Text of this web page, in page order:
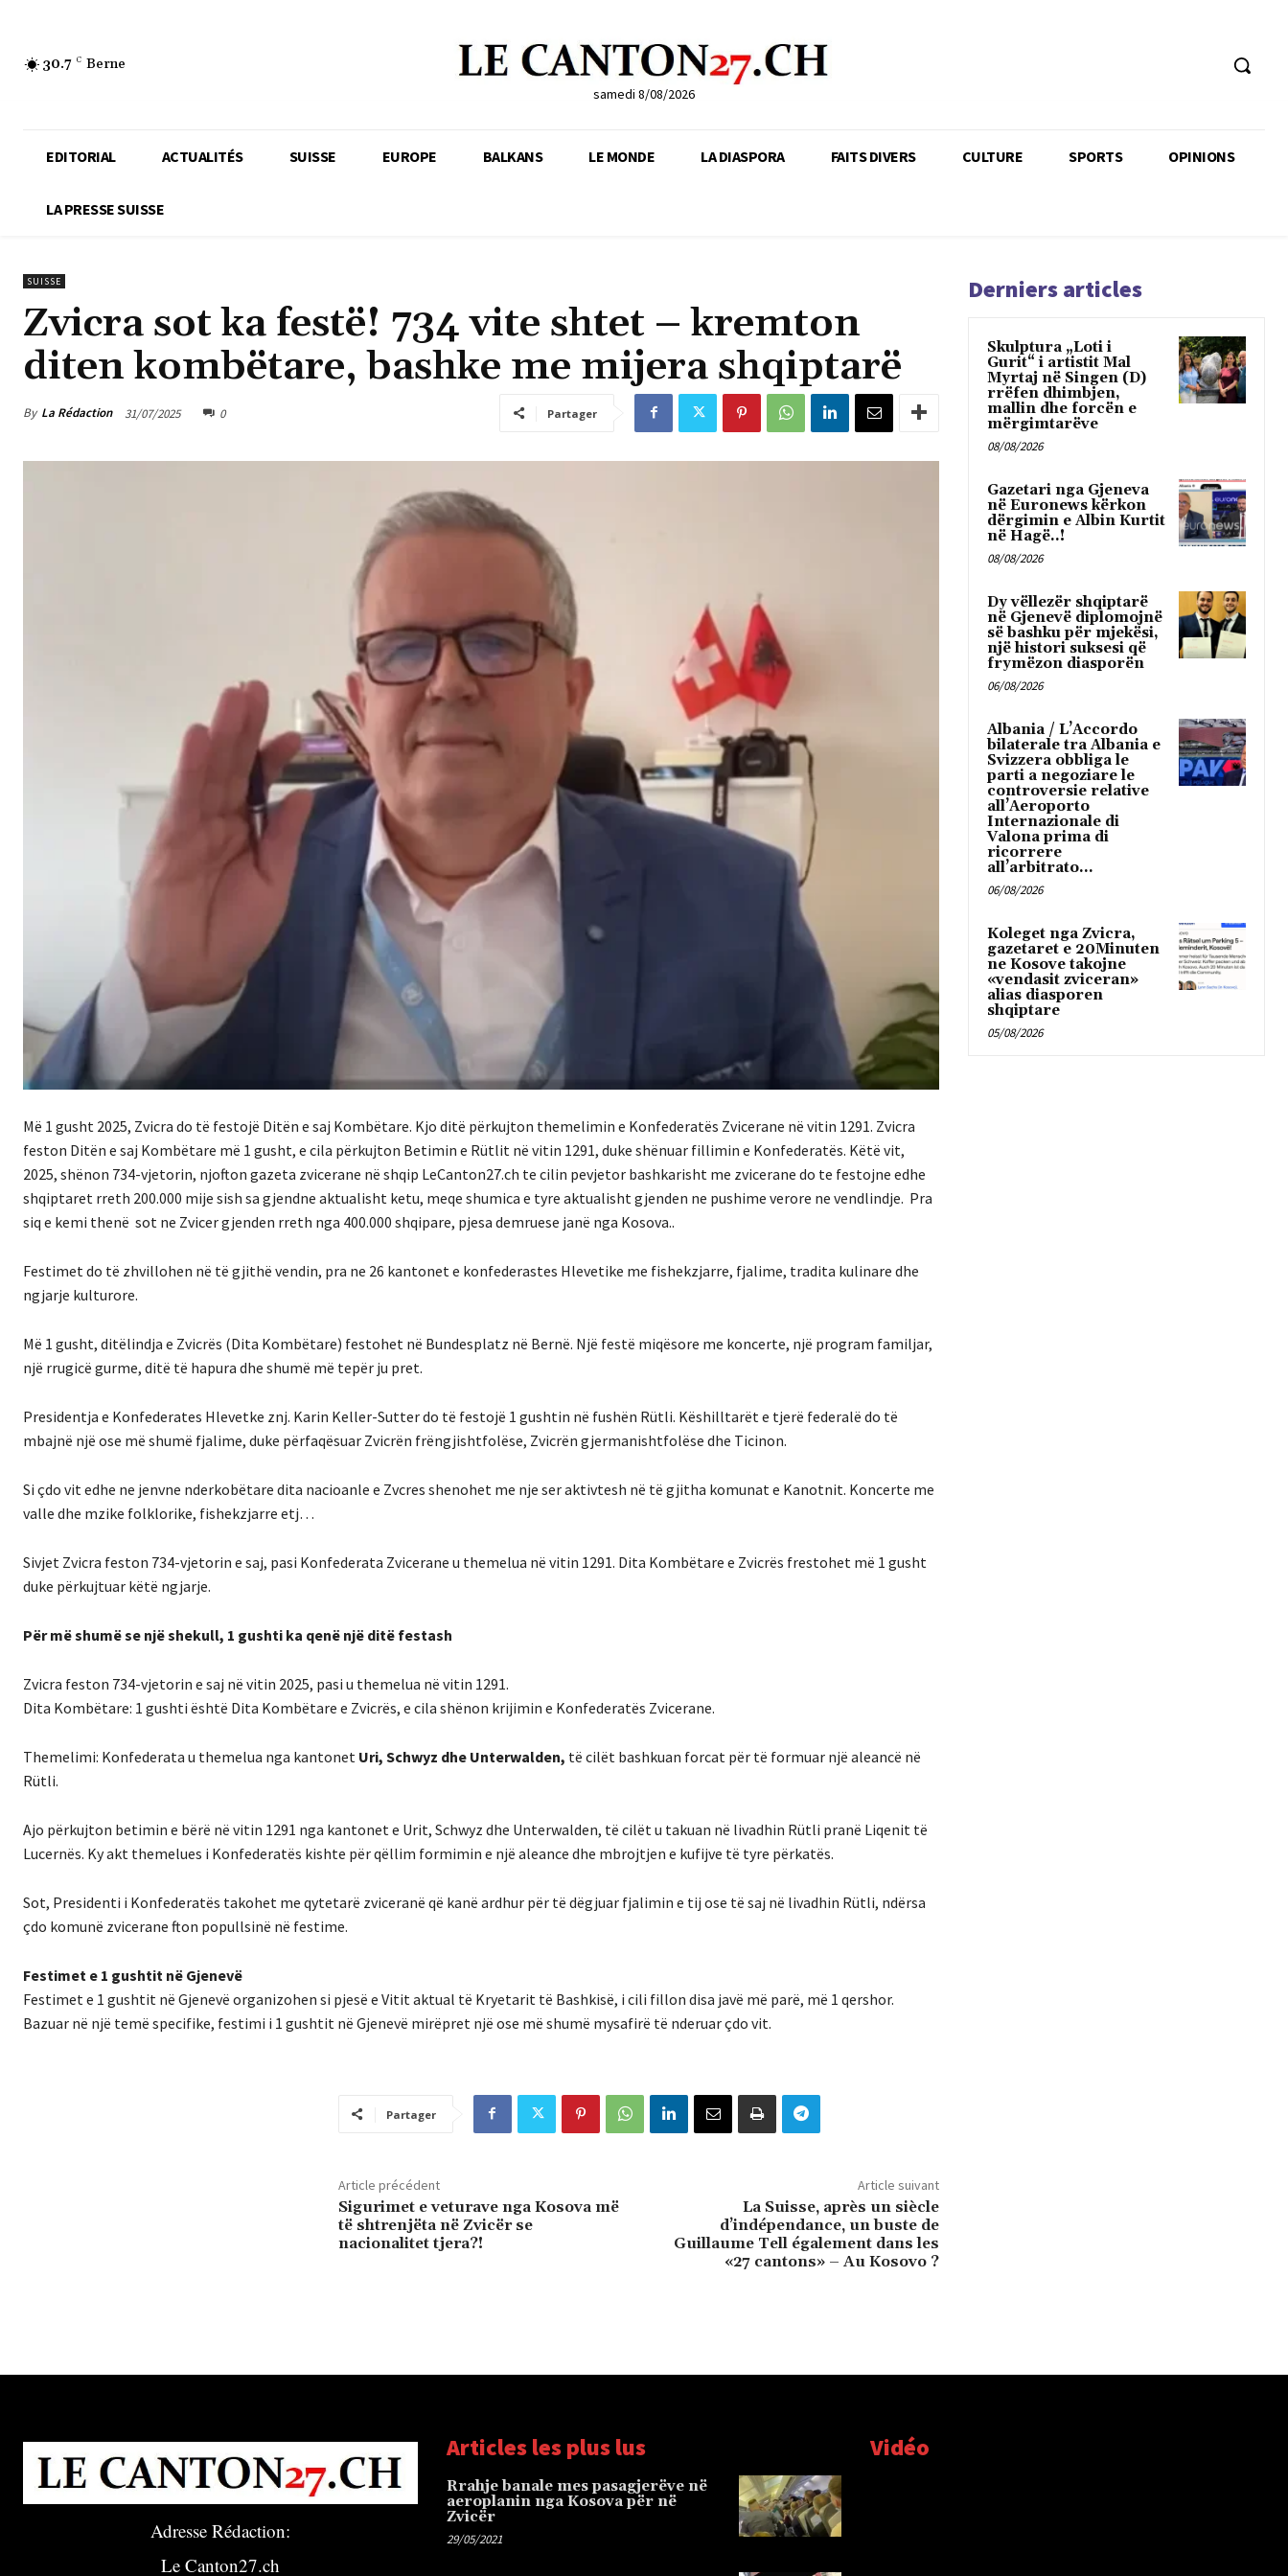
30.7 C Berne
samedi 8/08/2026
EDITORIAL ACTUALITÉS SUISSE EUROPE BALKANS LE MONDE LA DIASPORA FAITS DIVERS CULTURE SPORTS OPINIONS
LA PRESSE SUISSE
SUISSE
Zvicra sot ka festë! 734 vite shtet – kremton
diten kombëtare, bashke me mijera shqiptarë
By La Rédaction 31/07/2025 0 Partager
Më 1 gusht 2025, Zvicra do të festojë Ditën e saj Kombëtare. Kjo ditë përkujton themelimin e Konfederatës Zvicerane në vitin 1291. Zvicra
feston Ditën e saj Kombëtare më 1 gusht, e cila përkujton Betimin e Rütlit në vitin 1291, duke shënuar fillimin e Konfederatës. Këtë vit,
2025, shënon 734-vjetorin, njofton gazeta zvicerane në shqip LeCanton27.ch te cilin pevjetor bashkarisht me zvicerane do te festojne edhe
shqiptaret rreth 200.000 mije sish sa gjendne aktualisht ketu, meqe shumica e tyre aktualisht gjenden ne pushime verore ne vendlindje. Pra
siq e kemi thenë sot ne Zvicer gjenden rreth nga 400.000 shqipare, pjesa demruese janë nga Kosova..
Festimet do të zhvillohen në të gjithë vendin, pra ne 26 kantonet e konfederastes Hlevetike me fishekzjarre, fjalime, tradita kulinare dhe
ngjarje kulturore.
Më 1 gusht, ditëlindja e Zvicrës (Dita Kombëtare) festohet në Bundesplatz në Bernë. Një festë miqësore me koncerte, një program familjar,
një rrugicë gurme, ditë të hapura dhe shumë më tepër ju pret.
Presidentja e Konfederates Hlevetke znj. Karin Keller-Sutter do të festojë 1 gushtin në fushën Rütli. Këshilltarët e tjerë federalë do të
mbajnë një ose më shumë fjalime, duke përfaqësuar Zvicrën frëngjishtfolëse, Zvicrën gjermanishtfolëse dhe Ticinon.
Si çdo vit edhe ne jenvne nderkobëtare dita nacioanle e Zvcres shenohet me nje ser aktivtesh në të gjitha komunat e Kanotnit. Koncerte me
valle dhe mzike folklorike, fishekzjarre etj…
Sivjet Zvicra feston 734-vjetorin e saj, pasi Konfederata Zvicerane u themelua në vitin 1291. Dita Kombëtare e Zvicrës frestohet më 1 gusht
duke përkujtuar këtë ngjarje.
Për më shumë se një shekull, 1 gushti ka qenë një ditë festash
Zvicra feston 734-vjetorin e saj në vitin 2025, pasi u themelua në vitin 1291.
Dita Kombëtare: 1 gushti është Dita Kombëtare e Zvicrës, e cila shënon krijimin e Konfederatës Zvicerane.
Themelimi: Konfederata u themelua nga kantonet Uri, Schwyz dhe Unterwalden, të cilët bashkuan forcat për të formuar një aleancë në
Rütli.
Ajo përkujton betimin e bërë në vitin 1291 nga kantonet e Urit, Schwyz dhe Unterwalden, të cilët u takuan në livadhin Rütli pranë Liqenit të
Lucernës. Ky akt themelues i Konfederatës kishte për qëllim formimin e një aleance dhe mbrojtjen e kufijve të tyre përkatës.
Sot, Presidenti i Konfederatës takohet me qytetarë zviceranë që kanë ardhur për të dëgjuar fjalimin e tij ose të saj në livadhin Rütli, ndërsa
çdo komunë zvicerane fton popullsinë në festime.
Festimet e 1 gushtit në Gjenevë
Festimet e 1 gushtit në Gjenevë organizohen si pjesë e Vitit aktual të Kryetarit të Bashkisë, i cili fillon disa javë më parë, më 1 qershor.
Bazuar në një temë specifike, festimi i 1 gushtit në Gjenevë mirëpret një ose më shumë mysafirë të nderuar çdo vit.
Partager
Article précédent
Sigurimet e veturave nga Kosova më
të shtrenjëta në Zvicër se
nacionalitet tjera?!
Article suivant
La Suisse, après un siècle
d’indépendance, un buste de
Guillaume Tell également dans les
«27 cantons» – Au Kosovo ?
Derniers articles
Skulptura „Loti i
Gurit“ i artistit Mal
Myrtaj në Singen (D)
rrëfen dhimbjen,
mallin dhe forcën e
mërgimtarëve
08/08/2026
Gazetari nga Gjeneva
në Euronews kërkon
dërgimin e Albin Kurtit
në Hagë..!
08/08/2026
Dy vëllezër shqiptarë
në Gjenevë diplomojnë
së bashku për mjekësi,
një histori suksesi që
frymëzon diasporën
06/08/2026
Albania / L’Accordo
bilaterale tra Albania e
Svizzera obbliga le
parti a negoziare le
controversie relative
all’Aeroporto
Internazionale di
Valona prima di
ricorrere
all’arbitrato...
06/08/2026
Koleget nga Zvicra,
gazetaret e 20Minuten
ne Kosove takojne
«vendasit zviceran»
alias diasporen
shqiptare
05/08/2026
Adresse Rédaction:
Le Canton27.ch
Articles les plus lus
Rrahje banale mes pasagjerëve në
aeroplanin nga Kosova për në
Zvicër
29/05/2021
Vidéo